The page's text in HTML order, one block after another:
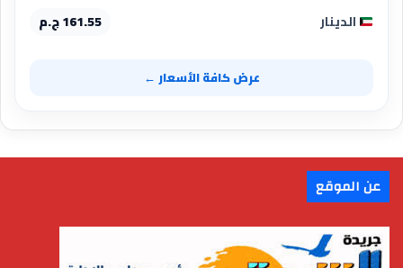
الدينار 161.55 ج.م
عرض كافة الأسعار ←
عن الموقع